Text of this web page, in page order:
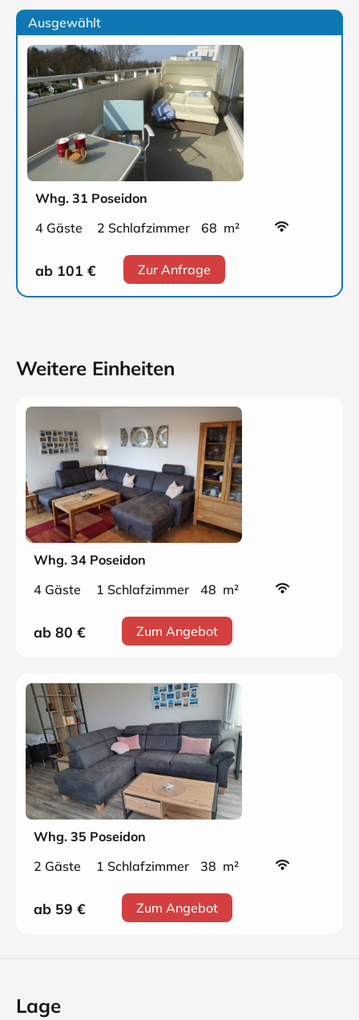
Ausgewählt
Whg. 31 Poseidon
4 Gäste
2 Schlafzimmer 68 m²
ab 101 € Zur Anfrage
Weitere Einheiten
Whg. 34 Poseidon
4 Gäste
1 Schlafzimmer 48 m²
ab 80 € Zum Angebot
Whg. 35 Poseidon
2 Gäste
1 Schlafzimmer 38 m²
ab 59 € Zum Angebot
Lage